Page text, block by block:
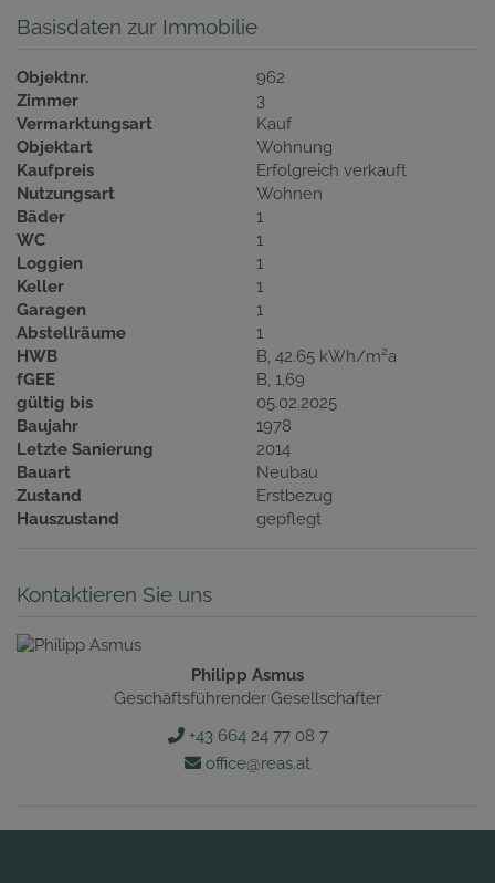
Basisdaten zur Immobilie
Objektnr.
962
Zimmer
3
Vermarktungsart
Kauf
Objektart
Wohnung
Kaufpreis
Erfolgreich verkauft
Nutzungsart
Wohnen
Bäder
1
WC
1
Loggien
1
Keller
1
Garagen
1
Abstellräume
1
HWB
B, 42.65 kWh/m2a
fGEE
B, 1,69
gültig bis
05.02.2025
Baujahr
1978
Letzte Sanierung
2014
Bauart
Neubau
Zustand
Erstbezug
Hauszustand
gepflegt
Kontaktieren Sie uns
Philipp Asmus
Geschäftsführender Gesellschafter
+43 664 24 77 08 7
office@reas.at